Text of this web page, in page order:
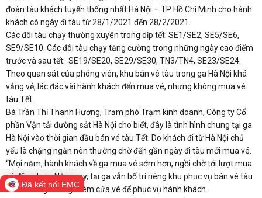
đoàn tàu khách tuyến thống nhất Hà Nội – TP Hồ Chí Minh cho hành
khách có ngày đi tàu từ 28/1/2021 đến 28/2/2021.
Các đôi tàu chạy thường xuyên trong dịp tết: SE1/SE2, SE5/SE6,
SE9/SE10. Các đôi tàu chạy tăng cường trong những ngày cao điểm
trước và sau tết: SE19/SE20, SE29/SE30, TN3/TN4, SE23/SE24.
Theo quan sát của phóng viên, khu bán vé tàu trong ga Hà Nội khá
vắng vẻ, lác đác vài hành khách đến mua vé, nhưng không mua vé
tàu Tết.
Bà Trần Thị Thanh Hương, Trạm phó Trạm kinh doanh, Công ty Cổ
phần Vận tải đường sắt Hà Nội cho biết, đây là tình hình chung tại ga
Hà Nội vào thời gian đầu bán vé tàu Tết. Do khách đi từ Hà Nội chủ
yếu là chặng ngắn nên thường chờ đến gần ngày đi tàu mới mua vé.
“Mọi năm, hành khách về ga mua vé sớm hơn, ngồi chờ tới lượt mua
vé đông hơn. Năm nay, tại ga vẫn bố trí riêng khu phục vụ bán vé tàu
Tết và tăng cường thêm cửa vé để phục vụ hành khách.
Đã kết nối EMC